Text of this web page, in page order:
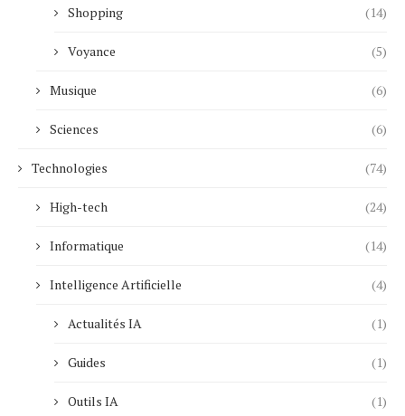
Shopping (14)
Voyance (5)
Musique (6)
Sciences (6)
Technologies (74)
High-tech (24)
Informatique (14)
Intelligence Artificielle (4)
Actualités IA (1)
Guides (1)
Outils IA (1)